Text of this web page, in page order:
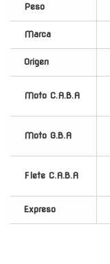
Peso
Marca
Origen
Moto C.A.B.A
Moto G.B.A
Flete C.A.B.A
Expreso